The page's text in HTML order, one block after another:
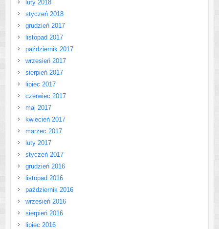
luty 2018
styczeń 2018
grudzień 2017
listopad 2017
październik 2017
wrzesień 2017
sierpień 2017
lipiec 2017
czerwiec 2017
maj 2017
kwiecień 2017
marzec 2017
luty 2017
styczeń 2017
grudzień 2016
listopad 2016
październik 2016
wrzesień 2016
sierpień 2016
lipiec 2016